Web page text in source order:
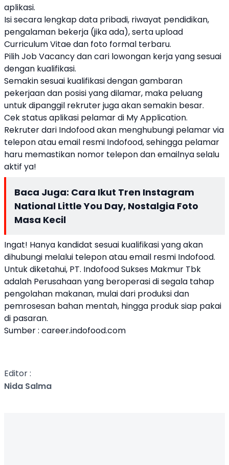
aplikasi.
Isi secara lengkap data pribadi, riwayat pendidikan,
pengalaman bekerja (jika ada), serta upload
Curriculum Vitae dan foto formal terbaru.
Pilih Job Vacancy dan cari lowongan kerja yang sesuai
dengan kualifikasi.
Semakin sesuai kualifikasi dengan gambaran
pekerjaan dan posisi yang dilamar, maka peluang
untuk dipanggil rekruter juga akan semakin besar.
Cek status aplikasi pelamar di My Application.
Rekruter dari Indofood akan menghubungi pelamar via
telepon atau email resmi Indofood, sehingga pelamar
haru memastikan nomor telepon dan emailnya selalu
aktif ya!
Baca Juga: Cara Ikut Tren Instagram
National Little You Day, Nostalgia Foto
Masa Kecil
Ingat! Hanya kandidat sesuai kualifikasi yang akan
dihubungi melalui telepon atau email resmi Indofood.
Untuk diketahui, PT. Indofood Sukses Makmur Tbk
adalah Perusahaan yang beroperasi di segala tahap
pengolahan makanan, mulai dari produksi dan
pemrosesan bahan mentah, hingga produk siap pakai
di pasaran.
Sumber : career.indofood.com
Editor :
Nida Salma